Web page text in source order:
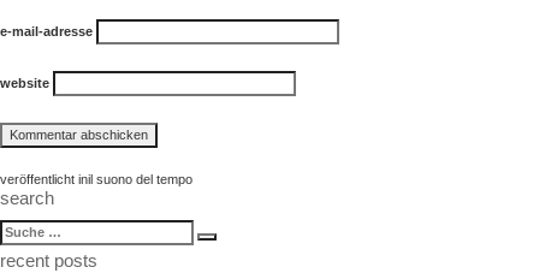
e-mail-adresse
website
beitragsnavigation
veröffentlicht inil suono del tempo
search
suche
nach:
Suche
recent posts